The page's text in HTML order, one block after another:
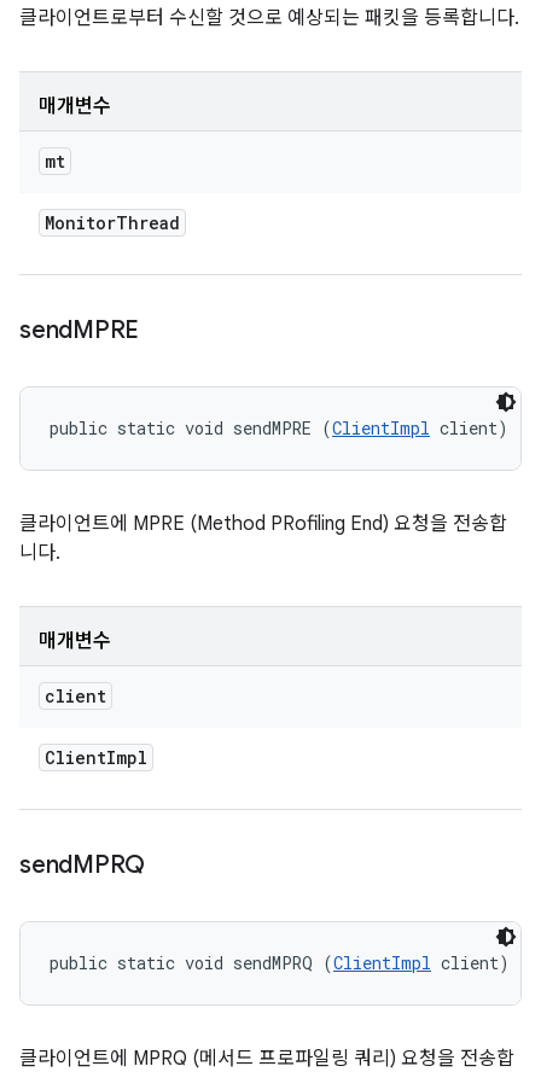
클라이언트로부터 수신할 것으로 예상되는 패킷을 등록합니다.
매개변수
mt
MonitorThread
sendMPRE
public static void sendMPRE (ClientImpl client)
클라이언트에 MPRE (Method PRofiling End) 요청을 전송합
니다.
매개변수
client
ClientImpl
sendMPRQ
public static void sendMPRQ (ClientImpl client)
클라이언트에 MPRQ (메서드 프로파일링 쿼리) 요청을 전송합